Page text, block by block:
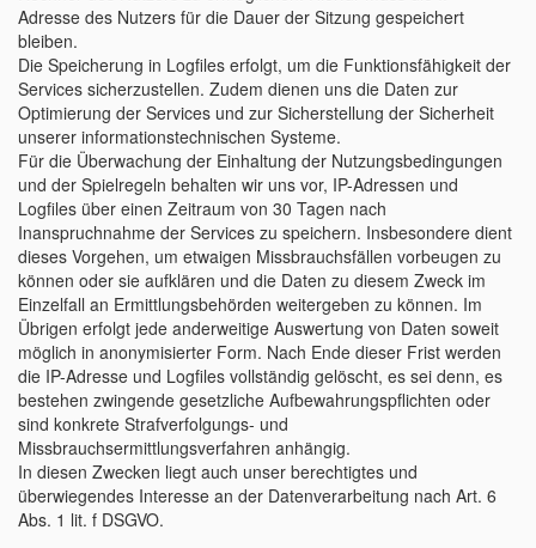
Adresse des Nutzers für die Dauer der Sitzung gespeichert
bleiben.
Die Speicherung in Logfiles erfolgt, um die Funktionsfähigkeit der
Services sicherzustellen. Zudem dienen uns die Daten zur
Optimierung der Services und zur Sicherstellung der Sicherheit
unserer informationstechnischen Systeme.
Für die Überwachung der Einhaltung der Nutzungsbedingungen
und der Spielregeln behalten wir uns vor, IP-Adressen und
Logfiles über einen Zeitraum von 30 Tagen nach
Inanspruchnahme der Services zu speichern. Insbesondere dient
dieses Vorgehen, um etwaigen Missbrauchsfällen vorbeugen zu
können oder sie aufklären und die Daten zu diesem Zweck im
Einzelfall an Ermittlungsbehörden weitergeben zu können. Im
Übrigen erfolgt jede anderweitige Auswertung von Daten soweit
möglich in anonymisierter Form. Nach Ende dieser Frist werden
die IP-Adresse und Logfiles vollständig gelöscht, es sei denn, es
bestehen zwingende gesetzliche Aufbewahrungspflichten oder
sind konkrete Strafverfolgungs- und
Missbrauchsermittlungsverfahren anhängig.
In diesen Zwecken liegt auch unser berechtigtes und
überwiegendes Interesse an der Datenverarbeitung nach Art. 6
Abs. 1 lit. f DSGVO.